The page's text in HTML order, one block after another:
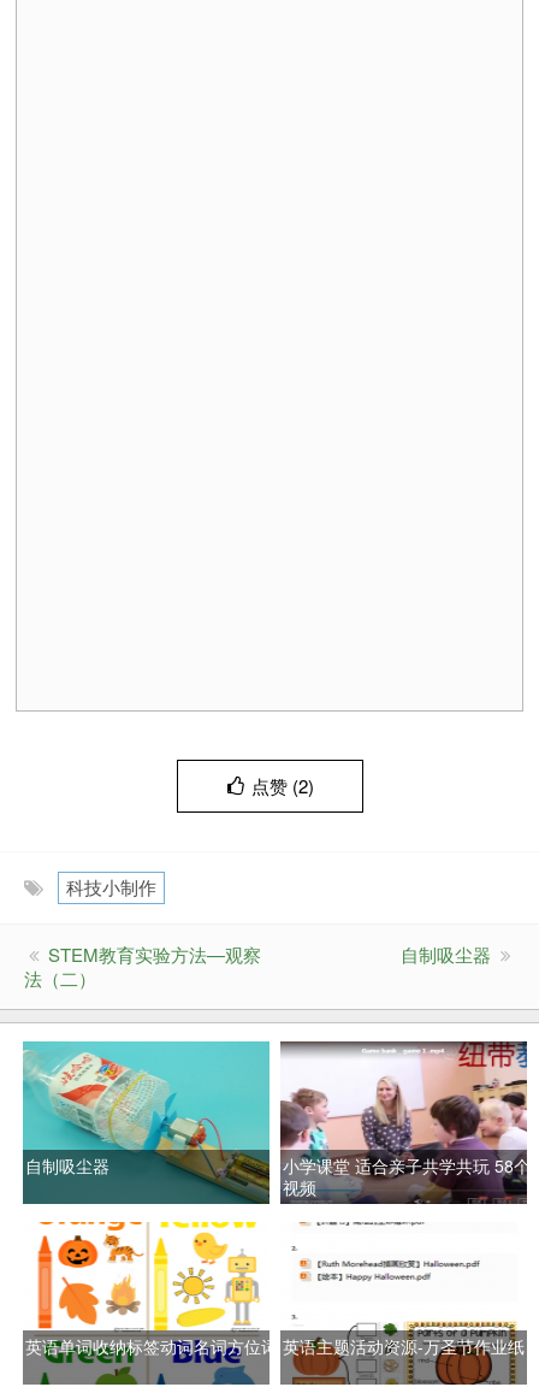
点赞 (2)
科技小制作
STEM教育实验方法—观察
法（二）
自制吸尘器
自制吸尘器
小学课堂 适合亲子共学共玩 58个
视频
英语单词收纳标签动词名词方位词 英语主题活动资源-万圣节作业纸